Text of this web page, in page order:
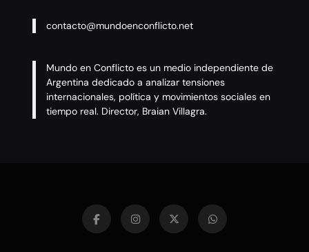
contacto@mundoenconflicto.net
Mundo en Conflicto es un medio independiente de
Argentina dedicado a analizar tensiones
internacionales, política y movimientos sociales en
tiempo real. Director, Braian Villagra.